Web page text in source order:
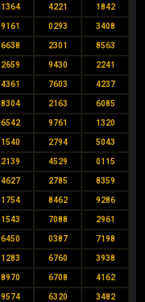
1364 4221 1842
9161 0293 3408
6638 2301 8563
2659 9430 2241
4361 7603 4237
8304 2163 6085
6542 9761 1320
1540 2794 5043
2139 4529 0115
4627 2785 8359
1754 8462 9286
1543 7088 2961
6450 0387 7198
1283 6760 3938
8970 6708 4162
9574 6320 3482